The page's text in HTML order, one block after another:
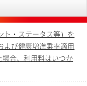
・ステータス等）を
び健康増進乗率適用
合、利用料はいつか